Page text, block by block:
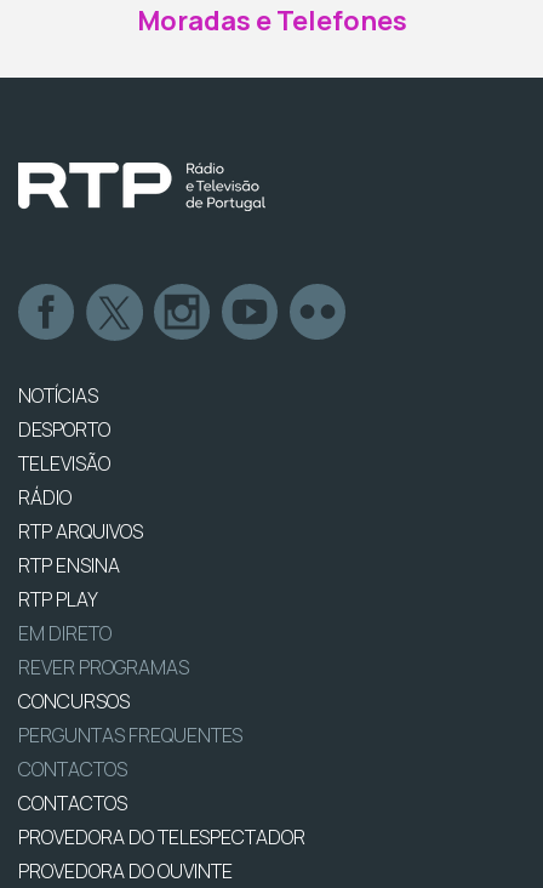
Moradas e Telefones
NOTÍCIAS
DESPORTO
TELEVISÃO
RÁDIO
RTP ARQUIVOS
RTP ENSINA
RTP PLAY
EM DIRETO
REVER PROGRAMAS
CONCURSOS
PERGUNTAS FREQUENTES
CONTACTOS
CONTACTOS
PROVEDORA DO TELESPECTADOR
PROVEDORA DO OUVINTE